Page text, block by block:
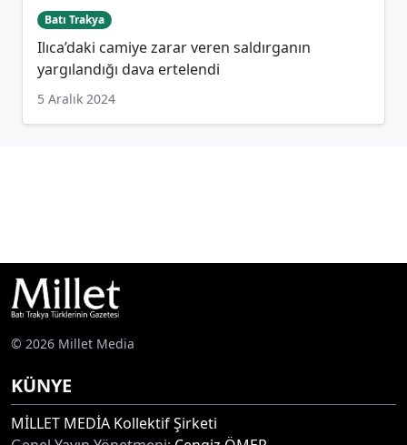
Batı Trakya
Ilıca’daki camiye zarar veren saldırganın
yargılandığı dava ertelendi
5 Aralık 2024
© 2026 Millet Media
KÜNYE
MİLLET MEDİA Kollektif Şirketi